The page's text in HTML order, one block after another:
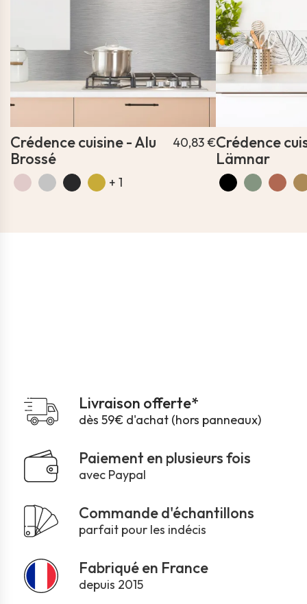
Crédence cuisine - Alu
Brossé
40,83 €
+ 1
Crédence
Lämnar
Livraison offerte*
dès 59€ d'achat (hors panneaux)
Paiement en plusieurs fois
avec Paypal
Commande d'échantillons
parfait pour les indécis
Fabriqué en France
depuis 2015